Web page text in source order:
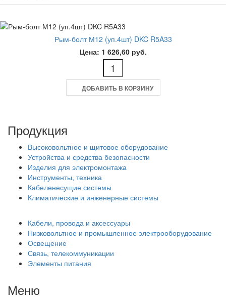
Рым-болт М12 (уп.4шт) DKC R5A33
Цена: 1 626,60 руб.
ДОБАВИТЬ В КОРЗИНУ
Продукция
Высоковольтное и щитовое оборудование
Устройства и средства безопасности
Изделия для электромонтажа
Инструменты, техника
Кабеленесущие системы
Климатические и инженерные системы
Кабели, провода и аксессуары
Низковольтное и промышленное электрооборудование
Освещение
Связь, телекоммуникации
Элементы питания
Меню